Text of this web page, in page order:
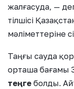
жалғасуда, —
тілшісі
мәліметтеріне
Таңғы сауда
орташа бағамы
теңге болды.